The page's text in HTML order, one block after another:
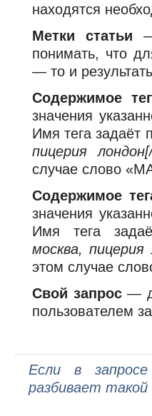
находятся
Метки статьи
понимать, что
— то и
Содержимое
значения
Имя тега задаёт
пицерия
случае слово
Содержимое
значения
Имя тега
москва, пицерия
этом случае
Свой запрос—
пользователем
Если в
разбивает такой